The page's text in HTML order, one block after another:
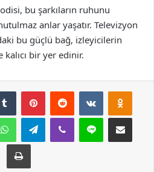
bu şarkıların ruhunu
anlar yaşatır. Televizyon
bu güçlü bağ, izleyicilerin
bir yer edinir.
Tumblr PinterestReddit VKontakte
WhatsAppTelegramViber Line E-Posta ile
Yazdır